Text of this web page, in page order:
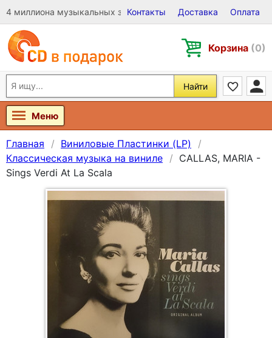
4 миллиона музыкальных записей на Виниле, CD и DVD
Контакты Доставка Оплата
Корзина (0)
Найти
Меню
Главная
Виниловые Пластинки (LP)
Классическая музыка на виниле
CALLAS, MARIA -
Sings Verdi At La Scala